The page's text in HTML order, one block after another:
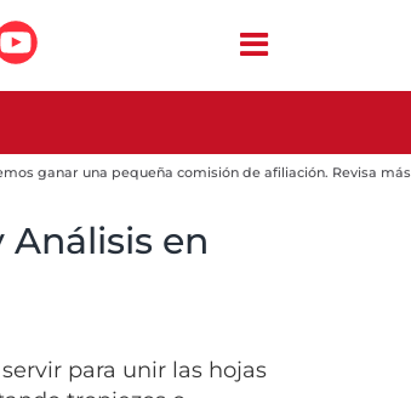
ganar una pequeña comisión de afiliación. Revisa más
Análisis en
para unir las hojas